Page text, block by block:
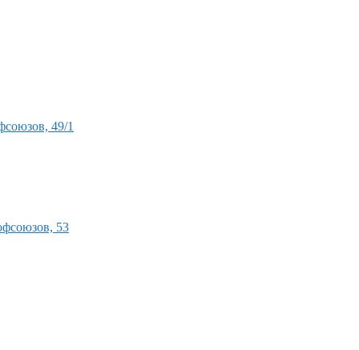
49/1
53